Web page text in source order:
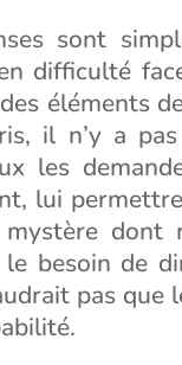
sont
difficulté
éléments
il n’y a pas
les
lui
dont
le besoin de
pas que